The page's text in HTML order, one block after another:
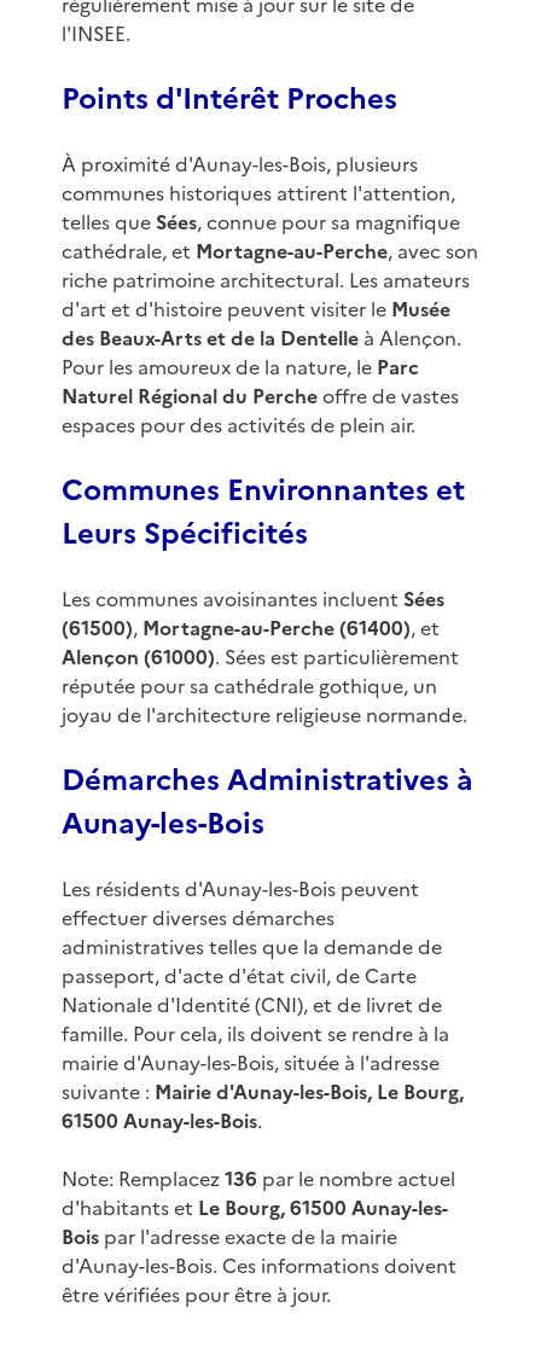
l'INSEE.
Points d'Intérêt Proches
À proximité d'Aunay-les-Bois, plusieurs
communes historiques attirent l'attention,
telles que Sées, connue pour sa magnifique
cathédrale, et Mortagne-au-Perche, avec son
riche patrimoine architectural. Les amateurs
d'art et d'histoire peuvent visiter le Musée
des Beaux-Arts et de la Dentelleà Alençon.
Pour les amoureux de la nature, le Parc
Naturel Régional du Percheoffre de vastes
espaces pour des activités de plein air.
Communes Environnantes et
Leurs Spécificités
Les communes avoisinantes incluent Sées
(61500), Mortagne-au-Perche (61400), et
Alençon (61000). Sées est particulièrement
réputée pour sa cathédrale gothique, un
joyau de l'architecture religieuse normande.
Démarches Administratives à
Aunay-les-Bois
Les résidents d'Aunay-les-Bois peuvent
effectuer diverses démarches
administratives telles que la demande de
passeport, d'acte d'état civil, de Carte
Nationale d'Identité (CNI), et de livret de
famille. Pour cela, ils doivent se rendre à la
mairie d'Aunay-les-Bois, située à l'adresse
suivante : Mairie d'Aunay-les-Bois, Le Bourg,
61500 Aunay-les-Bois.
Note: Remplacez136 par le nombre actuel
d'habitants et Le Bourg, 61500 Aunay-les-
Boispar l'adresse exacte de la mairie
d'Aunay-les-Bois. Ces informations doivent
être vérifiées pour être à jour.